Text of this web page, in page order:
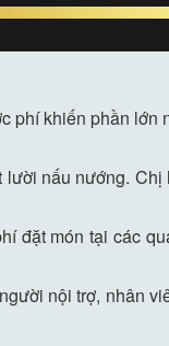
phí khiến phần lớn
nấu nướng.
đặt món tại các
nội trợ, nhân